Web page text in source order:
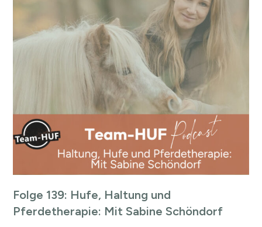
Folge 139: Hufe, Haltung und
Pferdetherapie: Mit Sabine Schöndorf